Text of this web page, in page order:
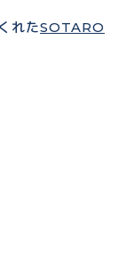
れたSOTARO